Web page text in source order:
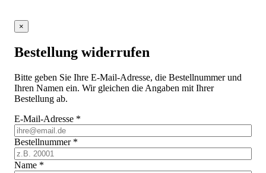
×
Bestellung widerrufen
Bitte geben Sie Ihre E-Mail-Adresse, die Bestellnummer und
Ihren Namen ein. Wir gleichen die Angaben mit Ihrer
Bestellung ab.
E-Mail-Adresse *
Bestellnummer *
Name *